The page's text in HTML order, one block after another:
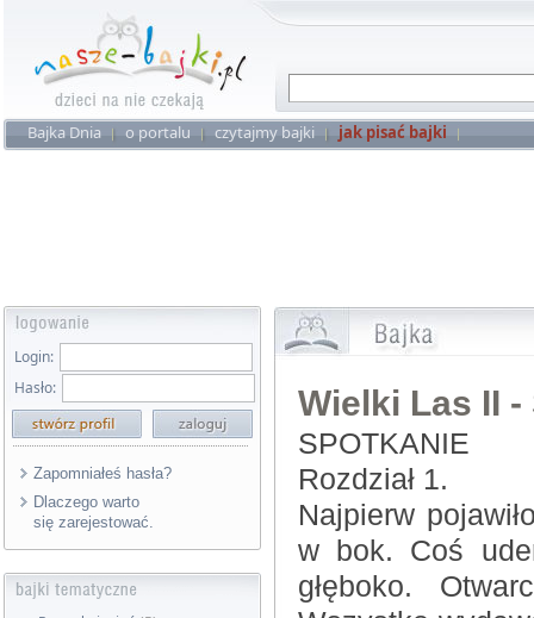
Bajka Dnia o portalu czytajmy bajki jak pisać bajki
Login:
Hasło:
Zapomniałeś hasła?
Dlaczego warto
się zarejestować.
Wielki Las II
SPOTKANIE
Rozdział 1.
Najpierw
w bok. Coś
głęboko.